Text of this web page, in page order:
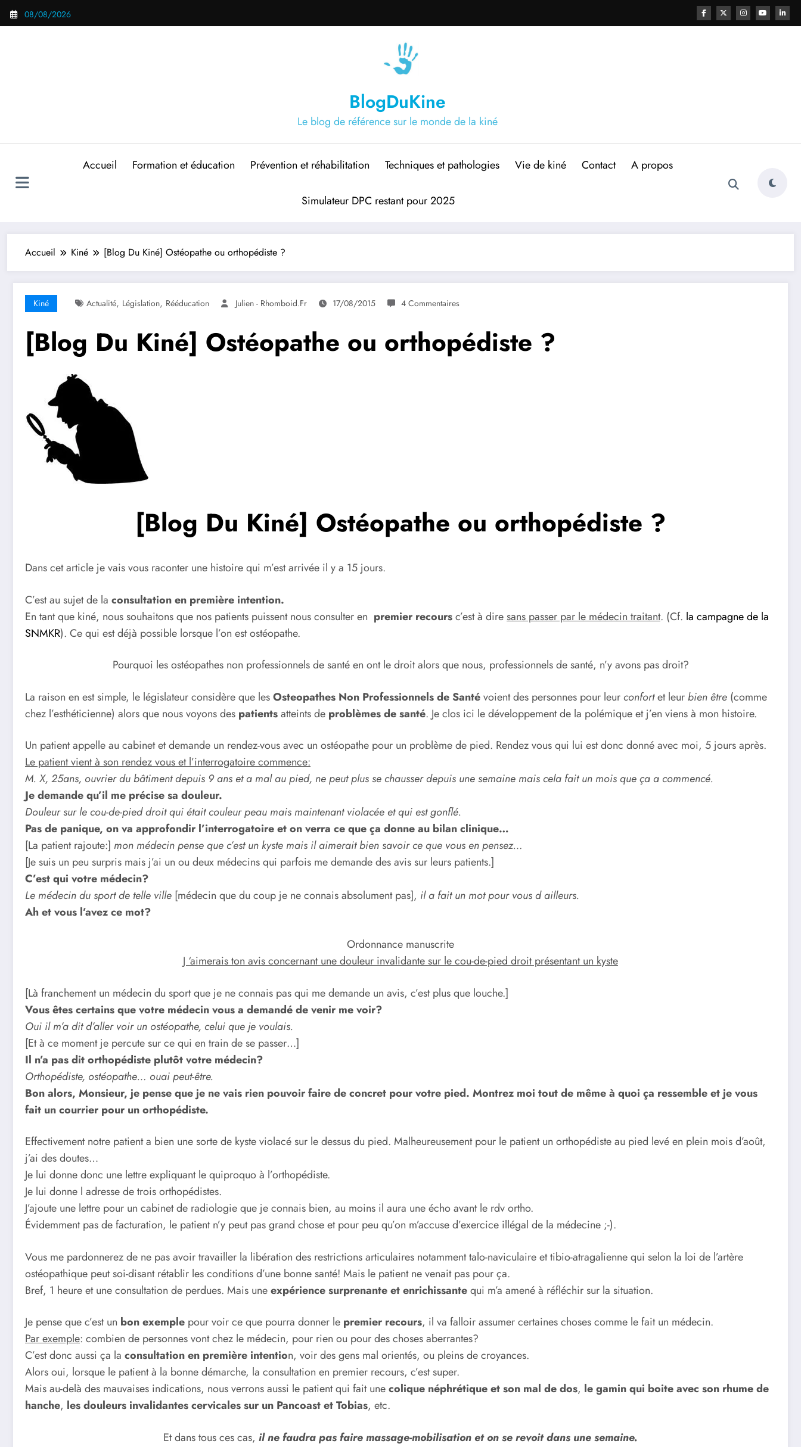
Aller
08/08/2026
BlogDuKine
Le blog de référence sur le monde de la kiné
Accueil Formation et éducation Prévention et réhabilitation Techniques et pathologies Vie de kiné Contact A propos
Simulateur DPC restant pour 2025
Accueil Kiné [Blog Du Kiné] Ostéopathe ou orthopédiste ?
Kiné Actualité, Législation, Rééducation Julien - Rhomboid.fr 17/08/2015 4 Commentaires
[Blog Du Kiné] Ostéopathe ou orthopédiste ?
[Blog Du Kiné] Ostéopathe ou orthopédiste ?
Dans cet article je vais vous raconter une histoire qui m’est arrivée il y a 15 jours.
C’est au sujet de la consultation en première intention.
En tant que kiné, nous souhaitons que nos patients puissent nous consulter en premier recoursc’est à diresans passer par le médecin traitant. (Cf. la campagne de la
SNMKR). Ce qui est déjà possible lorsque l’on est ostéopathe.
Pourquoi les ostéopathes non professionnels de santé en ont le droit alors que nous, professionnels de santé, n’y avons pas droit?
La raison en est simple, le législateur considère que lesOsteopathes Non Professionnels de Santévoient des personnes pour leurconfortet leurbien être (comme
chez l’esthéticienne) alors que nous voyons des patientsatteints de problèmes de santé. Je clos ici le développement de la polémique et j’en viens à mon histoire.
Un patient appelle au cabinet et demande un rendez-vous avec un ostéopathe pour un problème de pied. Rendez vous qui lui est donc donné avec moi, 5 jours après.
Le patient vient à son rendez vous et l’interrogatoire commence:
M. X, 25ans, ouvrier du bâtiment depuis 9 ans et a mal au pied, ne peut plus se chausser depuis une semaine mais cela fait un mois que ça a commencé.
Je demande qu’il me précise sa douleur.
Douleur sur le cou-de-pied droit qui était couleur peau mais maintenant violacée et qui est gonflé.
Pas de panique, on va approfondir l’interrogatoire et on verra ce que ça donne au bilan clinique…
[La patient rajoute:] mon médecin pense que c’est un kyste mais il aimerait bien savoir ce que vous en pensez…
[Je suis un peu surpris mais j’ai un ou deux médecins qui parfois me demande des avis sur leurs patients.]
C’est qui votre médecin?
Le médecin du sport de telle ville [médecin que du coup je ne connais absolument pas], il a fait un mot pour vous d ailleurs.
Ah et vous l’avez ce mot?
Ordonnance manuscrite
J ‘aimerais ton avis concernant une douleur invalidante sur le cou-de-pied droit présentant un kyste
[Là franchement un médecin du sport que je ne connais pas qui me demande un avis, c’est plus que louche.]
Vous êtes certains que votre médecin vous a demandé de venir me voir?
Oui il m’a dit d’aller voir un ostéopathe, celui que je voulais.
[Et à ce moment je percute sur ce qui en train de se passer…]
Il n’a pas dit orthopédiste plutôt votre médecin?
Orthopédiste, ostéopathe… ouai peut-être.
Bon alors, Monsieur, je pense que je ne vais rien pouvoir faire de concret pour votre pied. Montrez moi tout de même à quoi ça ressemble et je vous
fait un courrier pour un orthopédiste.
Effectivement notre patient a bien une sorte de kyste violacé sur le dessus du pied. Malheureusement pour le patient un orthopédiste au pied levé en plein mois d’août,
j’ai des doutes…
Je lui donne donc une lettre expliquant le quiproquo à l’orthopédiste.
Je lui donne l adresse de trois orthopédistes.
J’ajoute une lettre pour un cabinet de radiologie que je connais bien, au moins il aura une écho avant le rdv ortho.
Évidemment pas de facturation, le patient n’y peut pas grand chose et pour peu qu’on m’accuse d’exercice illégal de la médecine ;-).
Vous me pardonnerez de ne pas avoir travailler la libération des restrictions articulaires notamment talo-naviculaire et tibio-atragalienne qui selon la loi de l’artère
ostéopathique peut soi-disant rétablir les conditions d’une bonne santé! Mais le patient ne venait pas pour ça.
Bref, 1 heure et une consultation de perdues. Mais uneexpérience surprenante et enrichissantequi m’a amené à réfléchir sur la situation.
Je pense que c’est un bon exemple pour voir ce que pourra donner le premier recours, il va falloir assumer certaines choses comme le fait un médecin.
Par exemple: combien de personnes vont chez le médecin, pour rien ou pour des choses aberrantes?
C’est donc aussi ça la consultation en première intention, voir des gens mal orientés, ou pleins de croyances.
Alors oui, lorsque le patient à la bonne démarche, la consultation en premier recours, c’est super.
Mais au-delà des mauvaises indications, nous verrons aussi le patient qui fait unecolique néphrétique et son mal de dos, le gamin qui boite avec son rhume de
hanche, les douleurs invalidantes cervicales sur un Pancoast et Tobias, etc.
Et dans tous ces cas, il ne faudra pas faire massage-mobilisation et on se revoit dans une semaine.